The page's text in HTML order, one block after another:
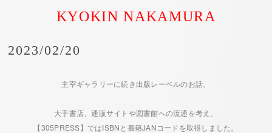
KYOKIN NAKAMURA
2023/02/20
主宰ギャラリーに続き出版レーベルのお話。
大手書店、通販サイトや図書館への流通を考え、
【305PRESS】ではISBNと書籍JANコードを取得しました。